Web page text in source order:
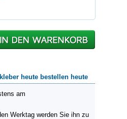
heute bestellen heute
am
Werktag werden Sie ihn zu